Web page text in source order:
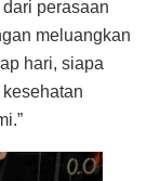
perasaan
meluangkan
hari, siapa